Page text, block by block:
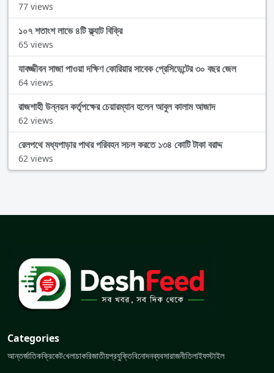
77 views
১০৭ শতাংশ লাভে ৪টি ফ্ল্যাট বিক্রি
65 views
যাবজ্জীবন সাজা পাওয়া দক্ষিণ কোরিয়ার সাবেক প্রেসিডেন্টের ৩০ বছর জেল
64 views
রাজশাহী উন্নয়ন কর্তৃপক্ষের চেয়ারম্যান হলেন আবুল কালাম আজাদ
62 views
রেলপথে মধ্যপাড়ার পাথর পরিবহন সচল করতে ১৩৪ কোটি টাকা বরাদ্দ
62 views
Categories
আন্তর্জাতিকক্রিকেটখেলাচাকরিজাতীয়প্রযুক্তিবিনোদনব্যবসারাজনীতিলাইফস্টাইল